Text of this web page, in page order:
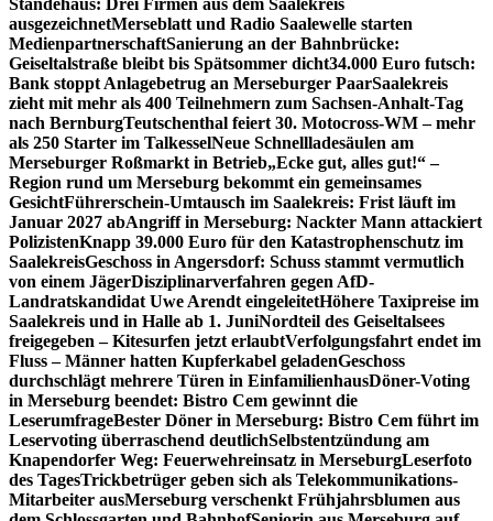
Ständehaus: Drei Firmen aus dem Saalekreis
ausgezeichnetMerseblatt und Radio Saalewelle starten
MedienpartnerschaftSanierung an der Bahnbrücke:
Geiseltalstraße bleibt bis Spätsommer dicht34.000 Euro futsch:
Bank stoppt Anlagebetrug an Merseburger PaarSaalekreis
zieht mit mehr als 400 Teilnehmern zum Sachsen-Anhalt-Tag
nach BernburgTeutschenthal feiert 30. Motocross-WM – mehr
als 250 Starter im TalkesselNeue Schnellladesäulen am
Merseburger Roßmarkt in Betrieb„Ecke gut, alles gut!“ –
Region rund um Merseburg bekommt ein gemeinsames
GesichtFührerschein-Umtausch im Saalekreis: Frist läuft im
Januar 2027 abAngriff in Merseburg: Nackter Mann attackiert
PolizistenKnapp 39.000 Euro für den Katastrophenschutz im
SaalekreisGeschoss in Angersdorf: Schuss stammt vermutlich
von einem JägerDisziplinarverfahren gegen AfD-
Landratskandidat Uwe Arendt eingeleitetHöhere Taxipreise im
Saalekreis und in Halle ab 1. JuniNordteil des Geiseltalsees
freigegeben – Kitesurfen jetzt erlaubtVerfolgungsfahrt endet im
Fluss – Männer hatten Kupferkabel geladenGeschoss
durchschlägt mehrere Türen in EinfamilienhausDöner-Voting
in Merseburg beendet: Bistro Cem gewinnt die
LeserumfrageBester Döner in Merseburg: Bistro Cem führt im
Leservoting überraschend deutlichSelbstentzündung am
Knapendorfer Weg: Feuerwehreinsatz in MerseburgLeserfoto
des TagesTrickbetrüger geben sich als Telekommunikations-
Mitarbeiter ausMerseburg verschenkt Frühjahrsblumen aus